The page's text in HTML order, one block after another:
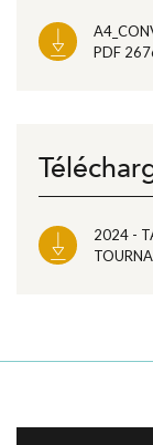
PDF
2024 -